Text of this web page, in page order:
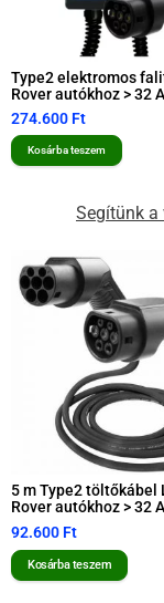
Type2 elektromos
Rover autókhoz > 32
274.600 Ft
Kosárba teszem
Segítünk
5 m Type2 töltőkábel
Rover autókhoz > 32
92.600 Ft
Kosárba teszem